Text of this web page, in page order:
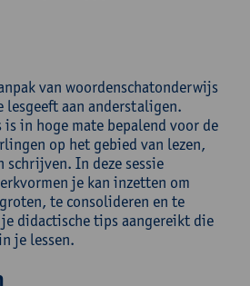
van woordenschatonderwijs
lesgeeft aan anderstaligen.
is in hoge mate bepalend voor de
op het gebied van lezen,
schrijven. In deze sessie
je kan inzetten om
te consolideren en te
didactische tips aangereikt die
je lessen.